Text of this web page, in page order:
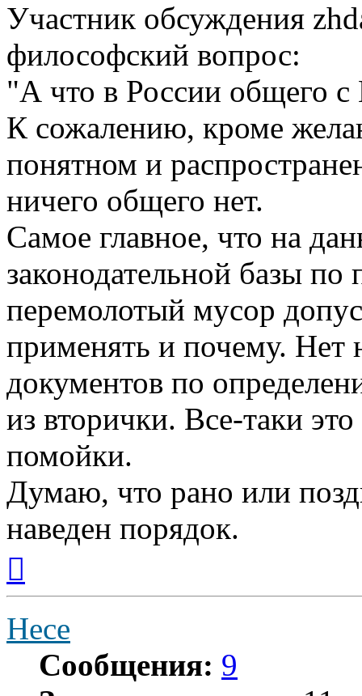
Участник обсуждения
философский вопрос:
"А что в России общего
К сожалению, кроме
понятном и
ничего общего нет.
Самое главное, что на
законодательной базы по
перемолотый мусор
применять и почему.
документов по
из вторички. Все-таки
помойки.
Думаю, что рано или
наведен порядок.
началу
Hece
Сообщения: 9